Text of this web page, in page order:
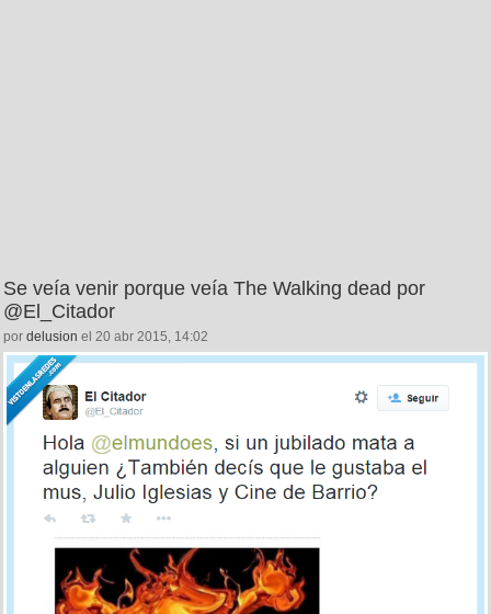
Se veía venir porque veía The Walking dead por
@El_Citador
por delusion el 20 abr 2015, 14:02